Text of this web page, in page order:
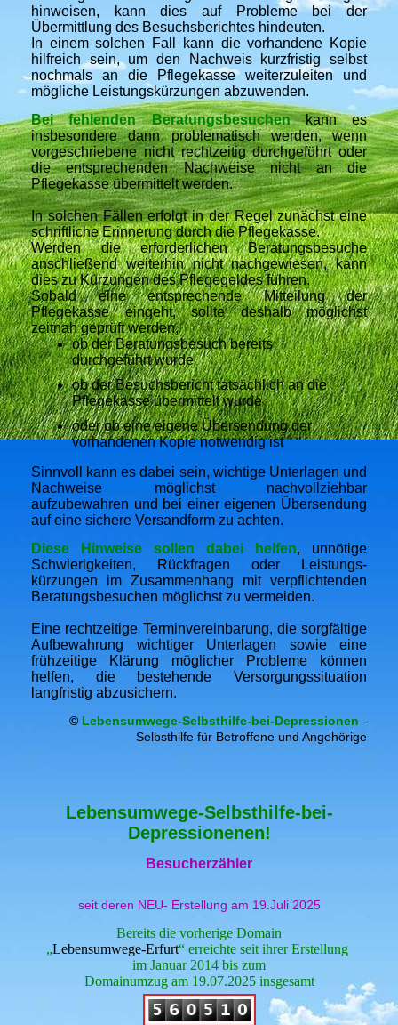
hinweisen, kann dies auf Probleme bei der
Übermittlung des Besuchsberichtes hindeuten.
In einem solchen Fall kann die vorhandene Kopie
hilfreich sein, um den Nachweis kurzfristig selbst
nochmals an die Pflegekasse weiterzuleiten und
mögliche Leistungskürzungen abzuwenden.
Bei fehlenden Beratungsbesuchenkann es
insbesondere dann problematisch werden, wenn
vorgeschriebene nicht rechtzeitig durchgeführt oder
die entsprechenden Nachweise nicht an die
Pflegekasse übermittelt werden.
In solchen Fällen erfolgt in der Regel zunächst eine
schriftliche Erinnerung durch die Pflegekasse.
Werden die erforderlichen Beratungsbesuche
anschließend weiterhin nicht nachgewiesen, kann
dies zu Kürzungen des Pflegegeldes führen.
Sobald eine entsprechende Mitteilung der
Pflegekasse eingeht, sollte deshalb möglichst
zeitnah geprüft werden,
ob der Beratungsbesuch bereits
durchgeführt wurde
ob der Besuchsbericht tatsächlich an die
Pflegekasse übermittelt wurde
oder ob eine eigene Übersendung der
vorhandenen Kopie notwendig ist
Sinnvoll kann es dabei sein, wichtige Unterlagen und
Nachweise möglichst nachvollziehbar
aufzubewahren und bei einer eigenen Übersendung
auf eine sichere Versandform zu achten.
Diese Hinweise sollen dabei helfen, unnötige
Schwierigkeiten, Rückfragen oder Leistungs-
kürzungen im Zusammenhang mit verpflichtenden
Beratungsbesuchen möglichst zu vermeiden.
Eine rechtzeitige Terminvereinbarung, die sorgfältige
Aufbewahrung wichtiger Unterlagen sowie eine
frühzeitige Klärung möglicher Probleme können
helfen, die bestehende Versorgungssituation
langfristig abzusichern.
© Lebensumwege-Selbsthilfe-bei-Depressionen -
Selbsthilfe für Betroffene und Angehörige
Lebensumwege-Selbsthilfe-bei-
Depressionenen!
Besucherzähler
seit deren NEU- Erstellung am 19.Juli 2025
Bereits die vorherige Domain
„Lebensumwege-Erfurt“ erreichte seit ihrer Erstellung
im Januar 2014 bis zum
Domainumzug am 19.07.2025 insgesamt